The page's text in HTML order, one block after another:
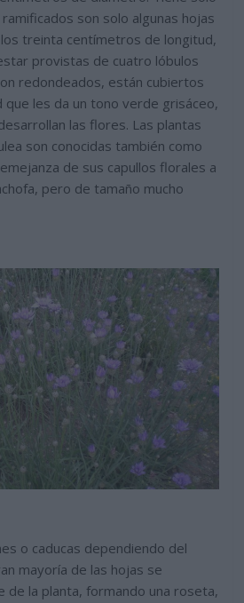
son solo algunas hojas
treinta centímetros de longitud,
provistas de cuatro lóbulos
redondeados, están cubiertos
que les da un tono verde grisáceo,
las flores. Las plantas
son conocidas también como
de sus capullos florales a
pero de tamaño mucho
o caducas dependiendo del
mayoría de las hojas se
de la planta, formando una roseta,